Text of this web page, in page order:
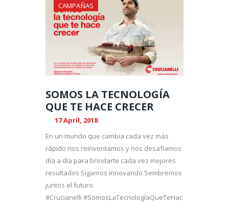
CAMPAÑAS
SOMOS LA TECNOLOGÍA
QUE TE HACE CRECER
17 April, 2018
En un mundo que cambia cada vez más
rápido nos reinventamos y nos desafíamos
día a día para brindarte cada vez mejores
resultados Sigamos innovando.Sembremos
juntos el futuro.
#Crucianelli #SomosLaTecnologíaQueTeHac